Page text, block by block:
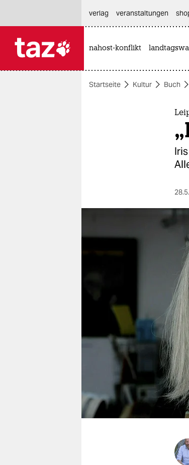
themen
veranstaltungen
fragen & hilfe
unterstützen
abo
verlag
veranstaltungen
nahost-konflikt
Startseite Kultur Buch